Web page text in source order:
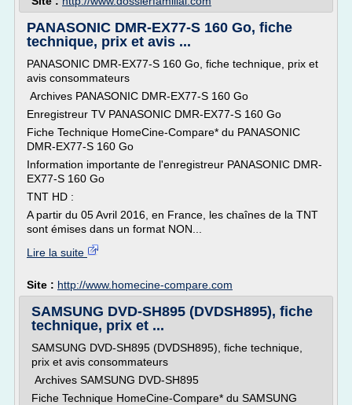
PANASONIC DMR-EX77-S 160 Go, fiche
technique, prix et avis ...
PANASONIC DMR-EX77-S 160 Go, fiche technique, prix et
avis consommateurs
Archives PANASONIC DMR-EX77-S 160 Go
Enregistreur TV PANASONIC DMR-EX77-S 160 Go
Fiche Technique HomeCine-Compare* du PANASONIC
DMR-EX77-S 160 Go
Information importante de l'enregistreur PANASONIC DMR-
EX77-S 160 Go
TNT HD :
A partir du 05 Avril 2016, en France, les chaînes de la TNT
sont émises dans un format NON...
Lire la suite
Site : http://www.homecine-compare.com
SAMSUNG DVD-SH895 (DVDSH895), fiche
technique, prix et ...
SAMSUNG DVD-SH895 (DVDSH895), fiche technique,
prix et avis consommateurs
Archives SAMSUNG DVD-SH895
Fiche Technique HomeCine-Compare* du SAMSUNG